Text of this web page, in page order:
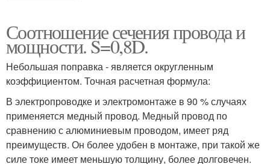
Соотношение сечения провода и
мощности. S=0,8D.
Небольшая поправка - является округленным
коэффициентом. Точная расчетная формула:
В электропроводке и электромонтаже в 90 % случаях
применяется медный провод. Медный провод по
сравнению с алюминиевым проводом, имеет ряд
преимуществ. Он более удобен в монтаже, при такой же
силе токе имеет меньшую толщину, более долговечен.